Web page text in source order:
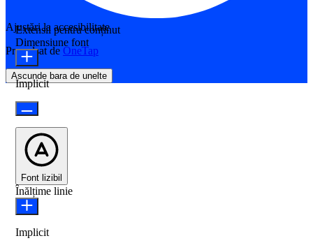
Ajustări la accesibilitate
Propulsat de OneTap
Ascunde bara de unelte
Extensii pentru conținut
Dimensiune font
Implicit
Font lizibil
Înălțime linie
Implicit